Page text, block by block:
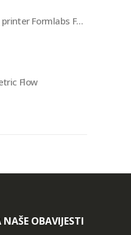
3d printer Formlabs Form 4b
Flow
NAŠE OBAVIJESTI